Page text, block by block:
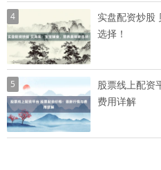
4
实盘配资炒股
选择！
5
股票线上配资
费用详解